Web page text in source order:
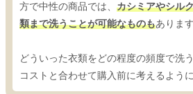
方で中性の商品では、 カシミアやシル
類まで洗うことが可能なものもあります
どういった衣類をどの程度の頻度で洗
コストと合わせて購入前に考えるよう